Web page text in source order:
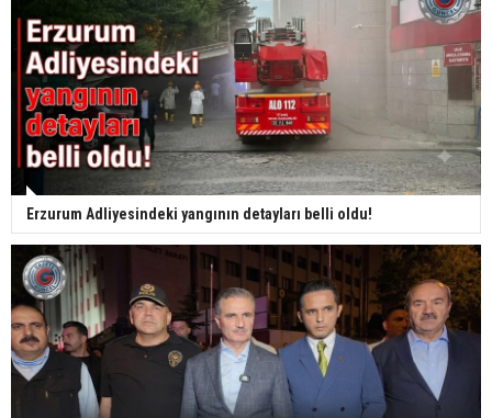
Erzurum Adliyesindeki yangının detayları belli oldu!